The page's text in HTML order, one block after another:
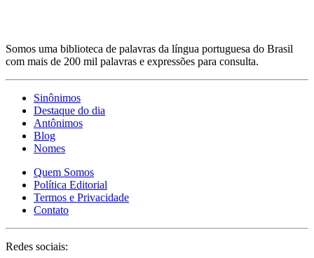
Somos uma biblioteca de palavras da língua portuguesa do Brasil
com mais de 200 mil palavras e expressões para consulta.
Sinônimos
Destaque do dia
Antônimos
Blog
Nomes
Quem Somos
Política Editorial
Termos e Privacidade
Contato
Redes sociais: